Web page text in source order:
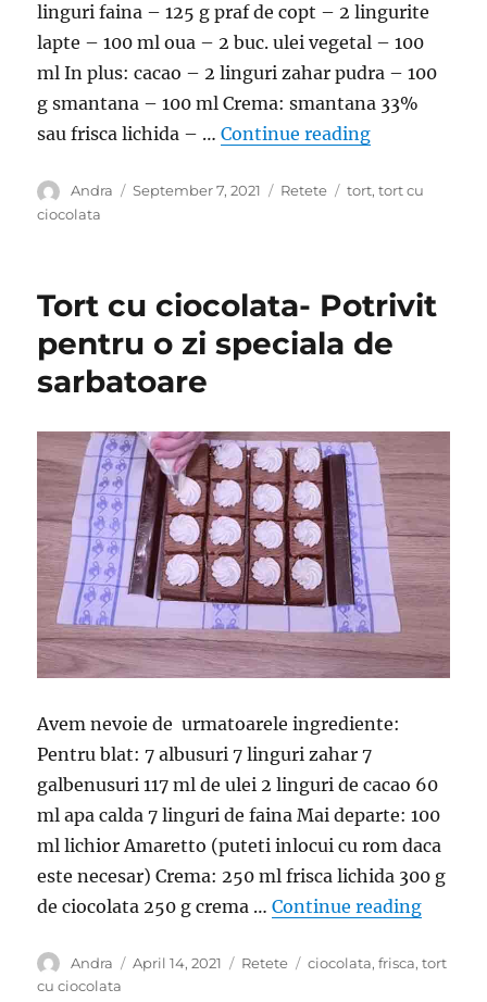
linguri faina – 125 g praf de copt – 2 lingurite
lapte – 100 ml oua – 2 buc. ulei vegetal – 100
ml In plus: cacao – 2 linguri zahar pudra – 100
g smantana – 100 ml Crema: smantana 33%
sau frisca lichida – …Continue reading“Tort
Author
Andra
Posted
September 7, 2021 Categories
Retete Tags
tort,tort cu
ciocolata
Tort cu ciocolata- Potrivit
pentru o zi speciala de
sarbatoare
Avem nevoie de urmatoarele ingrediente:
Pentru blat: 7 albusuri 7 linguri zahar 7
galbenusuri 117 ml de ulei 2 linguri de cacao 60
ml apa calda 7 linguri de faina Mai departe: 100
ml lichior Amaretto (puteti inlocui cu rom daca
este necesar) Crema: 250 ml frisca lichida 300 g
de ciocolata 250 g crema …Continue reading“Tort
Author
Andra
Posted
April 14, 2021 Categories
Retete Tags
ciocolata,frisca,tort
cu ciocolata